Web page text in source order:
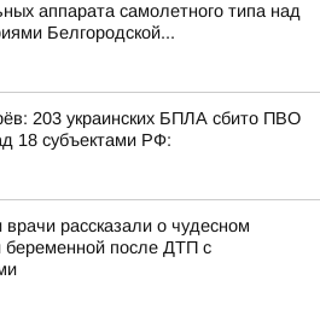
аппарата самолетного типа над
Белгородской...
203 украинских БПЛА сбито ПВО
18 субъектами РФ:
рассказали о чудесном
беременной после ДТП с